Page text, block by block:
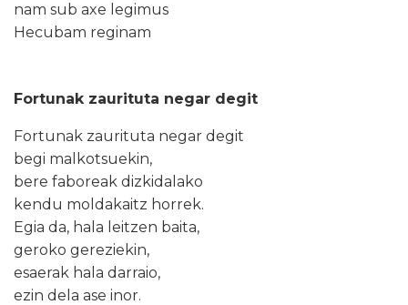
nam sub axe legimus
Hecubam reginam
Fortunak zaurituta negar degit
Fortunak zaurituta negar degit
begi malkotsuekin,
bere faboreak dizkidalako
kendu moldakaitz horrek.
Egia da, hala leitzen baita,
geroko gereziekin,
esaerak hala darraio,
ezin dela ase inor.